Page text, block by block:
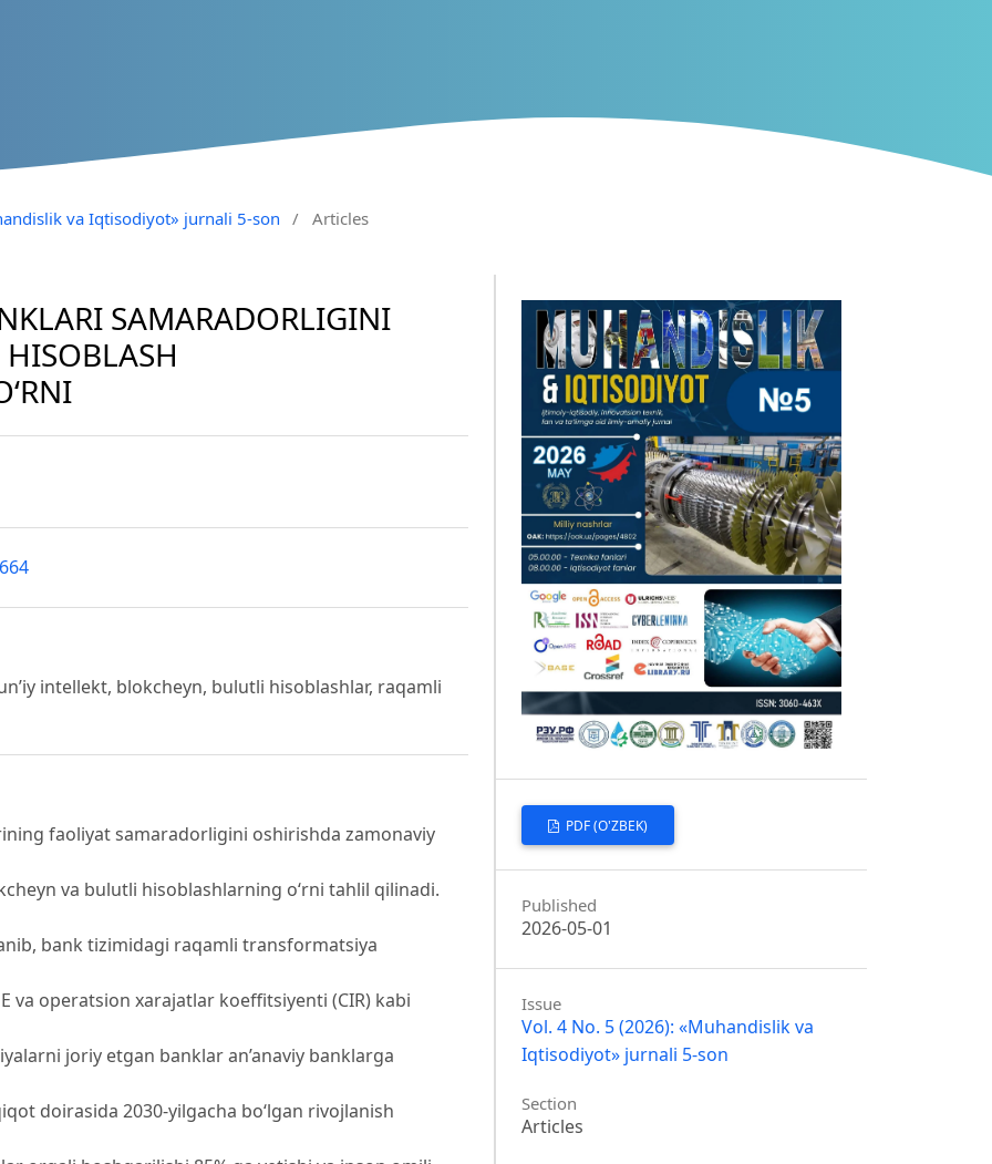
va Iqtisodiyot» jurnali 5-son / Articles
SAMARADORLIGINI
intellekt, blokcheyn, bulutli hisoblashlar, raqamli
faoliyat samaradorligini oshirishda zamonaviy
va bulutli hisoblashlarning o‘rni tahlil qilinadi.
bank tizimidagi raqamli transformatsiya
va operatsion xarajatlar koeffitsiyenti (CIR) kabi
joriy etgan banklar an’anaviy banklarga
doirasida 2030-yilgacha bo‘lgan rivojlanish
PDF (O'ZBEK)
Published
2026-05-01
Issue
Vol. 4 No. 5 (2026): «Muhandislik va
Iqtisodiyot» jurnali 5-son
Section
Articles